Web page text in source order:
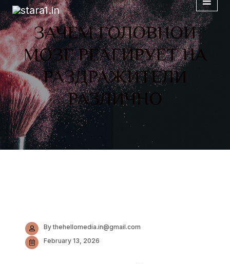
ЗАЧЕМ ГОЛОВНОЙ
МОЗГ РЕАГИРУЕТ НА
РАЗДРАЖИТЕЛИ
РАЗЛИЧНО
By thehellomedia.in@gmail.com
February 13, 2026